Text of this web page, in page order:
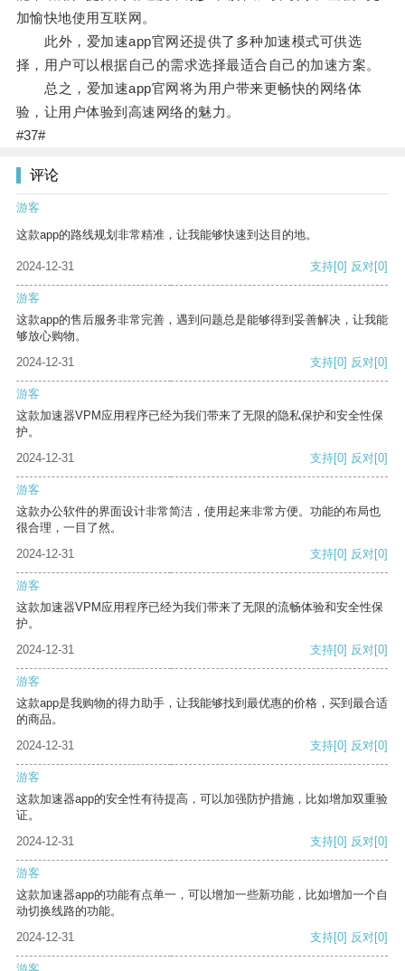
加愉快地使用互联网。
此外，爱加速app官网还提供了多种加速模式可供选
择，用户可以根据自己的需求选择最适合自己的加速方案。
总之，爱加速app官网将为用户带来更畅快的网络体
验，让用户体验到高速网络的魅力。
#37#
评论
游客
这款app的路线规划非常精准，让我能够快速到达目的地。
2024-12-31 支持[0] 反对[0]
游客
这款app的售后服务非常完善，遇到问题总是能够得到妥善解决，让我能
够放心购物。
2024-12-31
支持[0] 反对[0]
游客
这款加速器VPM应用程序已经为我们带来了无限的隐私保护和安全性保
护。
2024-12-31
支持[0] 反对[0]
游客
这款办公软件的界面设计非常简洁，使用起来非常方便。功能的布局也
很合理，一目了然。
2024-12-31
支持[0] 反对[0]
游客
这款加速器VPM应用程序已经为我们带来了无限的流畅体验和安全性保
护。
2024-12-31
支持[0] 反对[0]
游客
这款app是我购物的得力助手，让我能够找到最优惠的价格，买到最合适
的商品。
2024-12-31
支持[0] 反对[0]
游客
这款加速器app的安全性有待提高，可以加强防护措施，比如增加双重验
证。
2024-12-31
支持[0] 反对[0]
游客
这款加速器app的功能有点单一，可以增加一些新功能，比如增加一个自
动切换线路的功能。
2024-12-31
支持[0] 反对[0]